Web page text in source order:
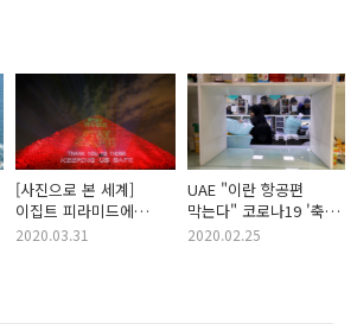
[사진으로 본 세계]
이집트 피라미드에
새겨진 "집에 있으라"
2020.03.31
UAE "이란 항공편
막는다" 코로나19 '축소
의혹' 이란, 빗장
2020.02.25